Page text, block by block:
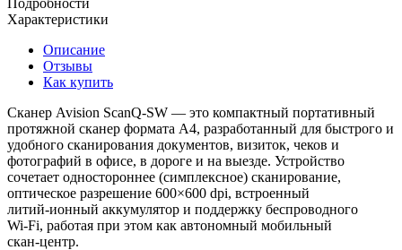
Характеристики
Описание
Отзывы
Как купить
Сканер Avision ScanQ‑SW — это компактный портативный
протяжной сканер формата A4, разработанный для быстрого и
удобного сканирования документов, визиток, чеков и
фотографий в офисе, в дороге и на выезде. Устройство
сочетает одностороннее (симплексное) сканирование,
оптическое разрешение 600×600 dpi, встроенный
литий‑ионный аккумулятор и поддержку беспроводного
Wi‑Fi, работая при этом как автономный мобильный
скан‑центр.